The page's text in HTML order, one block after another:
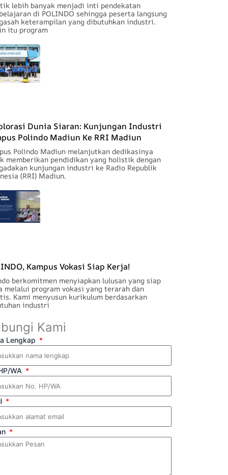
lebih banyak menjadi inti pendekatan
di POLINDO sehingga peserta langsung
keterampilan yang dibutuhkan industri.
itu program
Dunia Siaran: Kunjungan Industri
Polindo Madiun Ke RRI Madiun
Polindo Madiun melanjutkan dedikasinya
memberikan pendidikan yang holistik dengan
kunjungan industri ke Radio Republik
(RRI) Madiun.
Kampus Vokasi Siap Kerja!
berkomitmen menyiapkan lulusan yang siap
melalui program vokasi yang terarah dan
Kami menyusun kurikulum berdasarkan
industri
Kami
Lengkap
WA